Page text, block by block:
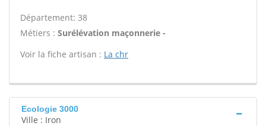
Département: 38
Métiers : Surélévation maçonnerie -
Voir la fiche artisan : La chr
Ecologie 3000
Ville : Iron